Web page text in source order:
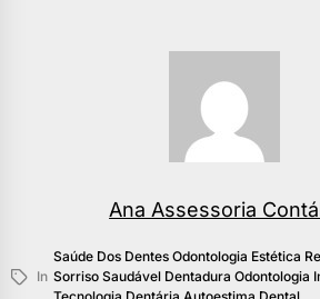
Ana Assessoria
In
Saúde Dos Dentes Odontologia Estética
Sorriso Saudável Dentadura Odontologia